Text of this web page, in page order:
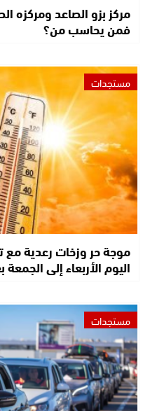
مركز بزو الصاعد ومركزه
فمن يحاسب من؟
مستجدات
موجة حر وزخات رعدية مع
اليوم الأربعاء إلى
مستجدات